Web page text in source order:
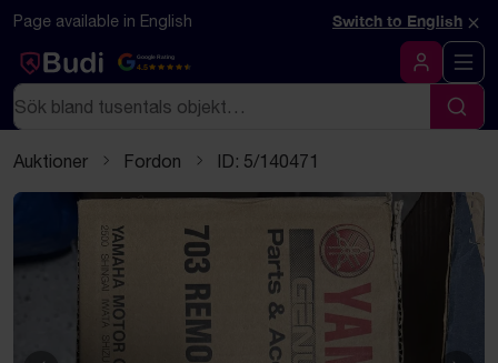
Hoppa till innehåll
Textbaserad (markdown) version av denna sida
Page available in English Switch to English ×
Google Rating
4.5
Logga in
Sök
Sök
Auktioner Fordon ID: 5/140471